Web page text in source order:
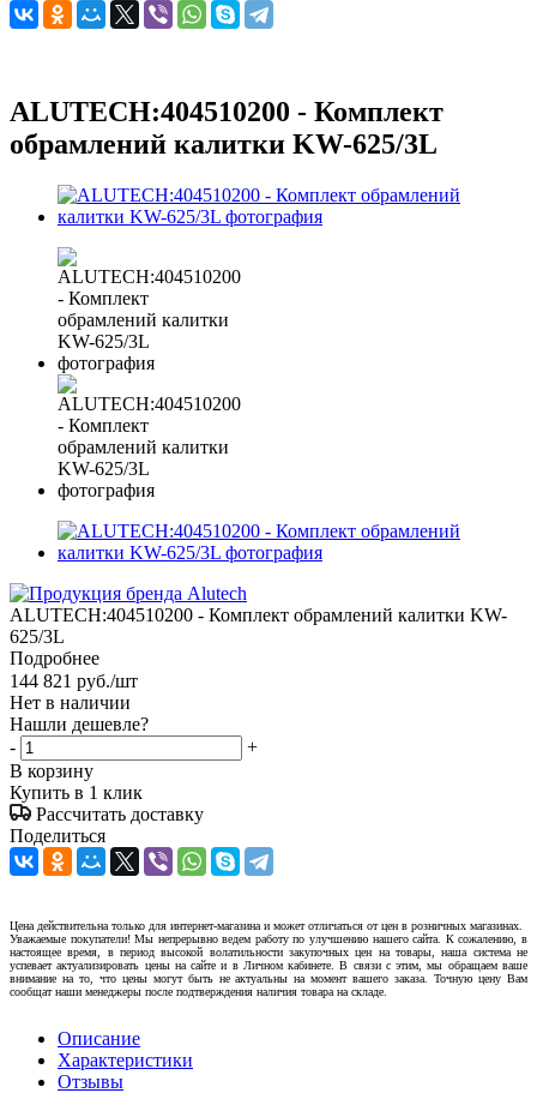
ALUTECH:404510200 - Комплект
обрамлений калитки KW-625/3L
ALUTECH:404510200 - Комплект обрамлений калитки KW-
625/3L
Подробнее
144 821 руб./шт
Нет в наличии
Нашли дешевле?
-
+
В корзину
Купить в 1 клик
Рассчитать доставку
Поделиться
Цена действительна только для интернет-магазина и может отличаться от цен в розничных магазинах.
Уважаемые покупатели! Мы непрерывно ведем работу по улучшению нашего сайта. К сожалению, в
настоящее время, в период высокой волатильности закупочных цен на товары, наша система не
успевает актуализировать цены на сайте и в Личном кабинете. В связи с этим, мы обращаем ваше
внимание на то, что цены могут быть не актуальны на момент вашего заказа. Точную цену Вам
сообщат наши менеджеры после подтверждения наличия товара на складе.
Описание
Характеристики
Отзывы